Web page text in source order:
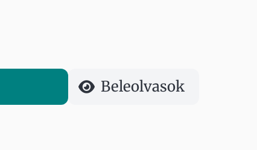
Beleolvasok